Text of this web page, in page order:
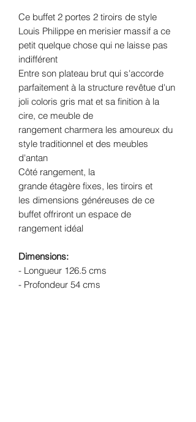
Ce buffet 2 portes 2 tiroirs de style
Louis Philippe en merisier massif a ce
petit quelque chose qui ne laisse pas
indifférent
Entre son plateau brut qui s'accorde
parfaitement à la structure revêtue d'un
joli coloris gris mat et sa finition à la
cire, ce meuble de
rangement charmera les amoureux du
style traditionnel et des meubles
d'antan
Côté rangement, la
grande étagère fixes, les tiroirs et
les dimensions généreuses de ce
buffet offriront un espace de
rangement idéal
Dimensions:
- Longueur 126.5 cms
- Profondeur 54 cms